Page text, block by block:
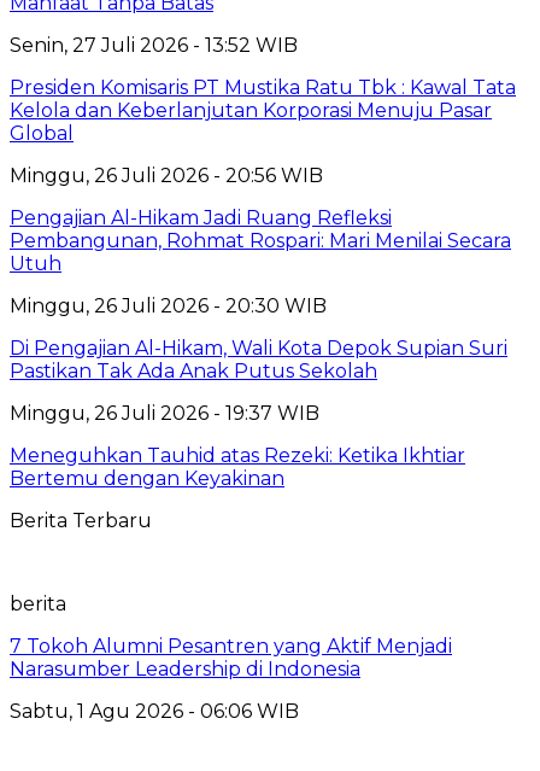
Senin, 27 Juli 2026 - 13:52 WIB
Presiden Komisaris PT Mustika Ratu Tbk : Kawal Tata
Kelola dan Keberlanjutan Korporasi Menuju Pasar
Global
Minggu, 26 Juli 2026 - 20:56 WIB
Pengajian Al-Hikam Jadi Ruang Refleksi
Pembangunan, Rohmat Rospari: Mari Menilai Secara
Utuh
Minggu, 26 Juli 2026 - 20:30 WIB
Di Pengajian Al-Hikam, Wali Kota Depok Supian Suri
Pastikan Tak Ada Anak Putus Sekolah
Minggu, 26 Juli 2026 - 19:37 WIB
Meneguhkan Tauhid atas Rezeki: Ketika Ikhtiar
Bertemu dengan Keyakinan
Berita Terbaru
berita
7 Tokoh Alumni Pesantren yang Aktif Menjadi
Narasumber Leadership di Indonesia
Sabtu, 1 Agu 2026 - 06:06 WIB